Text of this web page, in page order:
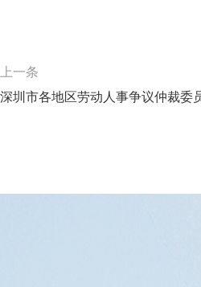
上一条
深圳市各地区劳动人事争议仲裁委